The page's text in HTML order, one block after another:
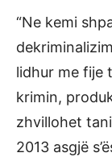
“Ne kemi
lidhur me fije
krimin,
zhvillohet
2013 asgjë